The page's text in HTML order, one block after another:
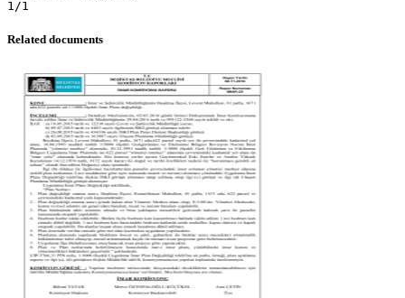
Related documents